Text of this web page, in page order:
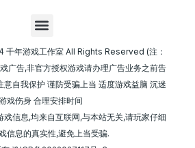
M
e
n
u
年游戏工作室 All Rights Reserved (注：
广告,非官方授权游戏请办理广告业务之前告
意自我保护 谨防受骗上当 适度游戏益脑 沉迷
戏伤身 合理安排时间
信息,均来自互联网,与本站无关,请玩家仔细
信息的真实性,避免上当受骗.